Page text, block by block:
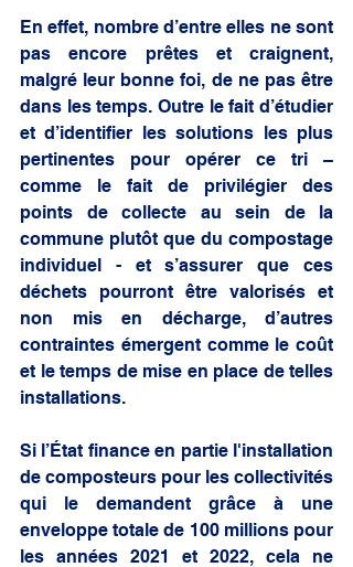
En effet, nombre d’entre elles ne sont
pas encore prêtes et craignent,
malgré leur bonne foi, de ne pas être
dans les temps. Outre le fait d’étudier
et d’identifier les solutions les plus
pertinentes pour opérer ce tri –
comme le fait de privilégier des
points de collecte au sein de la
commune plutôt que du compostage
individuel - et s’assurer que ces
déchets pourront être valorisés et
non mis en décharge, d’autres
contraintes émergent comme le coût
et le temps de mise en place de telles
installations.
Si l’État finance en partie l'installation
de composteurs pour les collectivités
qui le demandent grâce à une
enveloppe totale de 100 millions pour
les années 2021 et 2022, cela ne